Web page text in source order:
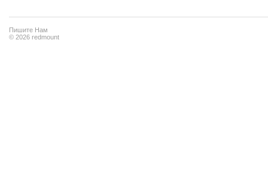
Пишите Нам
© 2026 redmount